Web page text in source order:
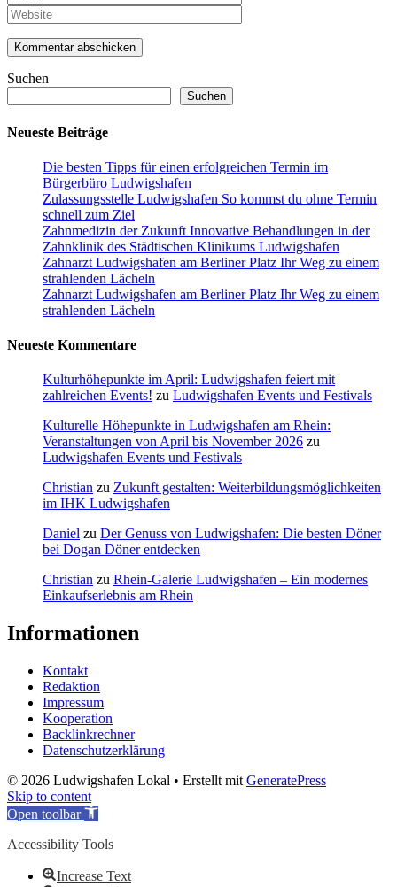
Suchen
Suchen
Neueste Beiträge
Die besten Tipps für einen erfolgreichen Termin im
Bürgerbüro Ludwigshafen
Zulassungsstelle Ludwigshafen So kommst du ohne Termin
schnell zum Ziel
Zahnmedizin der Zukunft Innovative Behandlungen in der
Zahnklinik des Städtischen Klinikums Ludwigshafen
Zahnarzt Ludwigshafen am Berliner Platz Ihr Weg zu einem
strahlenden Lächeln
Zahnarzt Ludwigshafen am Berliner Platz Ihr Weg zu einem
strahlenden Lächeln
Neueste Kommentare
Kulturhöhepunkte im April: Ludwigshafen feiert mit
zahlreichen Events! zu Ludwigshafen Events und Festivals
Kulturelle Höhepunkte in Ludwigshafen am Rhein:
Veranstaltungen von April bis November 2026 zu
Ludwigshafen Events und Festivals
Christian zu Zukunft gestalten: Weiterbildungsmöglichkeiten
im IHK Ludwigshafen
Daniel zu Der Genuss von Ludwigshafen: Die besten Döner
bei Dogan Döner entdecken
Christian zu Rhein-Galerie Ludwigshafen – Ein modernes
Einkaufserlebnis am Rhein
Informationen
Kontakt
Redaktion
Impressum
Kooperation
Backlinkrechner
Datenschutzerklärung
© 2026 Ludwigshafen Lokal • Erstellt mit GeneratePress
Skip to content
Open toolbar
Accessibility Tools
Increase Text